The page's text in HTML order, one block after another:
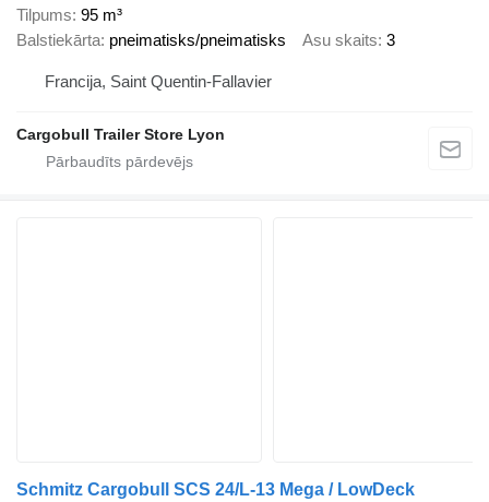
Tilpums 95 m³
Balstiekārta pneimatisks/pneimatisks Asu skaits 3
Francija, Saint Quentin-Fallavier
Cargobull Trailer Store Lyon
Schmitz Cargobull SCS 24/L-13 Mega / LowDeck